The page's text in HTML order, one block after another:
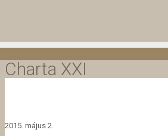
Charta XXI
2015. május 2.